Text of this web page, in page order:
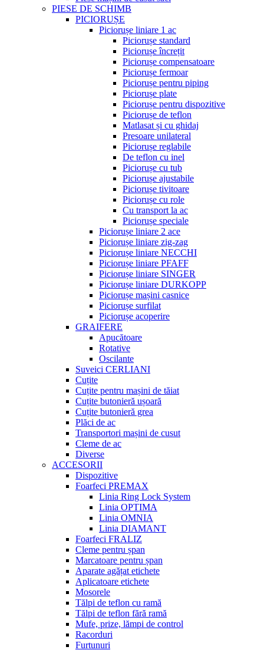
PIESE DE SCHIMB
PICIORUȘE
Piciorușe liniare 1 ac
Piciorușe standard
Piciorușe încrețit
Piciorușe compensatoare
Piciorușe fermoar
Piciorușe pentru piping
Piciorușe plate
Piciorușe pentru dispozitive
Piciorușe de teflon
Matlasat și cu ghidaj
Presoare unilateral
Piciorușe reglabile
De teflon cu inel
Piciorușe cu tub
Piciorușe ajustabile
Piciorușe tivitoare
Piciorușe cu role
Cu transport la ac
Piciorușe speciale
Piciorușe liniare 2 ace
Piciorușe liniare zig-zag
Piciorușe liniare NECCHI
Piciorușe liniare PFAFF
Piciorușe liniare SINGER
Piciorușe liniare DURKOPP
Piciorușe mașini casnice
Piciorușe surfilat
Piciorușe acoperire
GRAIFERE
Apucătoare
Rotative
Oscilante
Suveici CERLIANI
Cuțite
Cuțite pentru mașini de tăiat
Cuțite butonieră ușoară
Cuțite butonieră grea
Plăci de ac
Transportori mașini de cusut
Cleme de ac
Diverse
ACCESORII
Dispozitive
Foarfeci PREMAX
Linia Ring Lock System
Linia OPTIMA
Linia OMNIA
Linia DIAMANT
Foarfeci FRALIZ
Cleme pentru șpan
Marcatoare pentru șpan
Aparate agățat etichete
Aplicatoare etichete
Mosorele
Tălpi de teflon cu ramă
Tălpi de teflon fără ramă
Mufe, prize, lămpi de control
Racorduri
Furtunuri